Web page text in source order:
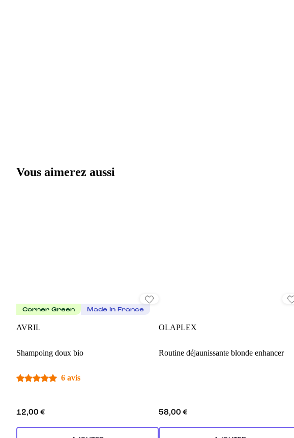
Vous aimerez aussi
Corner Green Made In France
AVRIL
Shampoing doux bio
6 avis
12,00 €
OLAPLEX
Routine déjaunissante blonde enhancer
58,00 €